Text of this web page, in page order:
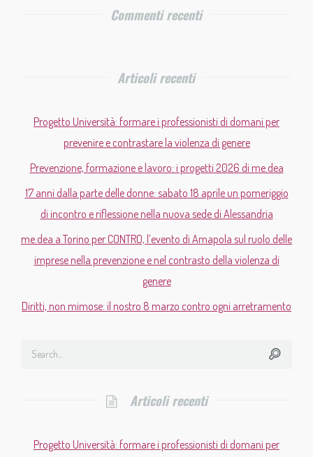
Commenti recenti
Articoli recenti
Progetto Università: formare i professionisti di domani per
prevenire e contrastare la violenza di genere
Prevenzione, formazione e lavoro: i progetti 2026 di me.dea
17 anni dalla parte delle donne: sabato 18 aprile un pomeriggio
di incontro e riflessione nella nuova sede di Alessandria
me.dea a Torino per CONTRO, l’evento di Amapola sul ruolo delle
imprese nella prevenzione e nel contrasto della violenza di
genere
Diritti, non mimose: il nostro 8 marzo contro ogni arretramento
Articoli recenti
Progetto Università: formare i professionisti di domani per